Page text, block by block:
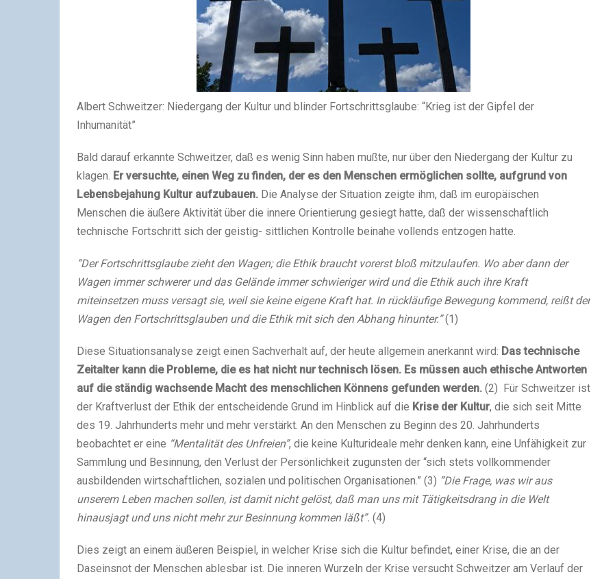
Albert Schweitzer: Niedergang der Kultur und blinder Fortschrittsglaube: “Krieg ist der Gipfel der
Inhumanität”
Bald darauf erkannte Schweitzer, daß es wenig Sinn haben mußte, nur über den Niedergang der Kultur zu
klagen. Er versuchte, einen Weg zu finden, der es den Menschen ermöglichen sollte, aufgrund von
Lebensbejahung Kultur aufzubauen. Die Analyse der Situation zeigte ihm, daß im europäischen
Menschen die äußere Aktivität über die innere Orientierung gesiegt hatte, daß der wissenschaftlich
technische Fortschritt sich der geistig- sittlichen Kontrolle beinahe vollends entzogen hatte.
“Der Fortschrittsglaube zieht den Wagen; die Ethik braucht vorerst bloß mitzulaufen. Wo aber dann der
Wagen immer schwerer und das Gelände immer schwieriger wird und die Ethik auch ihre Kraft
miteinsetzen muss versagt sie, weil sie keine eigene Kraft hat. In rückläufige Bewegung kommend, reißt der
Wagen den Fortschrittsglauben und die Ethik mit sich den Abhang hinunter.”(1)
Diese Situationsanalyse zeigt einen Sachverhalt auf, der heute allgemein anerkannt wird: Das technische
Zeitalter kann die Probleme, die es hat nicht nur technisch lösen. Es müssen auch ethische Antworten
auf die ständig wachsende Macht des menschlichen Könnens gefunden werden. (2) Für Schweitzer ist
der Kraftverlust der Ethik der entscheidende Grund im Hinblick auf die Krise der Kultur, die sich seit Mitte
des 19. Jahrhunderts mehr und mehr verstärkt. An den Menschen zu Beginn des 20. Jahrhunderts
beobachtet er eine “Mentalität des Unfreien”, die keine Kulturideale mehr denken kann, eine Unfähigkeit zur
Sammlung und Besinnung, den Verlust der Persönlichkeit zugunsten der “sich stets vollkommender
ausbildenden wirtschaftlichen, sozialen und politischen Organisationen.” (3) ”Die Frage, was wir aus
unserem Leben machen sollen, ist damit nicht gelöst, daß man uns mit Tätigkeitsdrang in die Welt
hinausjagt und uns nicht mehr zur Besinnung kommen läßt”. (4)
Dies zeigt an einem äußeren Beispiel, in welcher Krise sich die Kultur befindet, einer Krise, die an der
Daseinsnot der Menschen ablesbar ist. Die inneren Wurzeln der Krise versucht Schweitzer am Verlauf der